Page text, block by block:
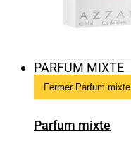
PARFUM MIXTE
Fermer Parfum mixte
Parfum mixte